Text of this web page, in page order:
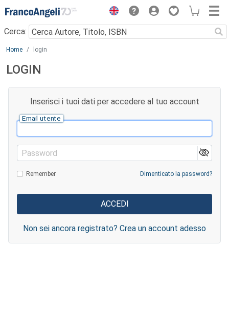
Menu
Cerca:
Main content
Home login
LOGIN
Inserisci i tuoi dati per accedere al tuo account
Email utente
Password
Remember Dimenticato la password?
Non sei ancora registrato? Crea un account adesso